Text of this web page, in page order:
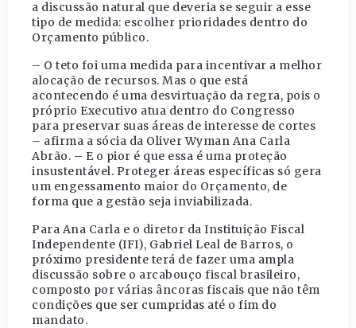
a discussão natural que deveria se seguir a esse
tipo de medida: escolher prioridades dentro do
Orçamento público.
– O teto foi uma medida para incentivar a melhor
alocação de recursos. Mas o que está
acontecendo é uma desvirtuação da regra, pois o
próprio Executivo atua dentro do Congresso
para preservar suas áreas de interesse de cortes
– afirma a sócia da Oliver Wyman Ana Carla
Abrão. – E o pior é que essa é uma proteção
insustentável. Proteger áreas específicas só gera
um engessamento maior do Orçamento, de
forma que a gestão seja inviabilizada.
Para Ana Carla e o diretor da Instituição Fiscal
Independente (IFI), Gabriel Leal de Barros, o
próximo presidente terá de fazer uma ampla
discussão sobre o arcabouço fiscal brasileiro,
composto por várias âncoras fiscais que não têm
condições que ser cumpridas até o fim do
mandato.